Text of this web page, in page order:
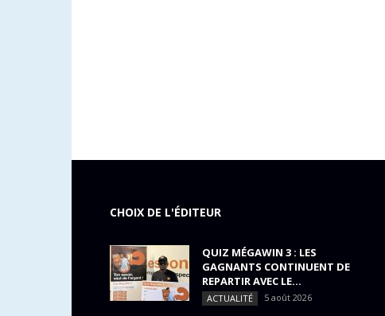
CHOIX DE L'ÉDITEUR
QUIZ MÉGAWIN 3 : LES
GAGNANTS CONTINUENT DE
REPARTIR AVEC LE...
ACTUALITÉ 5 août 2026